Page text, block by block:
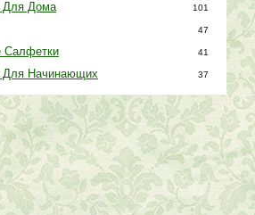
Для Дома 101
47
Салфетки 41
Для Начинающих 37